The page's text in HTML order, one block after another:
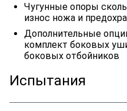
Чугунные опоры
износ ножа и
Дополнительные
комплект боковых
боковых отбойников
Испытания